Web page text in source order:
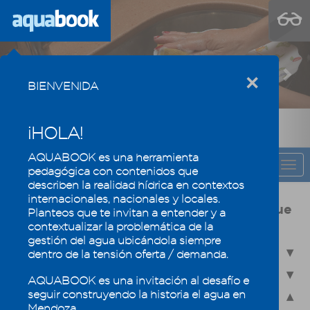
Previous
CAPÍTULO
Usos y calidad del agua, la eficiencia que
mantiene los oasis mendocinos
4.1 - Usos del agua en Mendoza
4.2 - Calidad del agua
4.3 - Reúso de efluentes industriales y domésticos
×
BIENVENIDA
¡HOLA!
AQUABOOK es una herramienta
pedagógica con contenidos que
describen la realidad hídrica en contextos
internacionales, nacionales y locales.
Planteos que te invitan a entender y a
contextualizar la problemática de la
gestión del agua ubicándola siempre
dentro de la tensión oferta / demanda.
AQUABOOK es una invitación al desafío e
seguir construyendo la historia el agua en